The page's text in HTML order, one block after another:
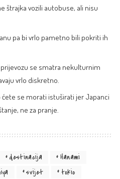
štrajka vozili autobuse, ali nisu
pa bi vrlo pametno bili pokriti ih
se smatra nekulturnim
vrlo diskretno.
se morati istuširati jer Japanci
ne za pranje.
destinacija
Hanami
svijet tokio